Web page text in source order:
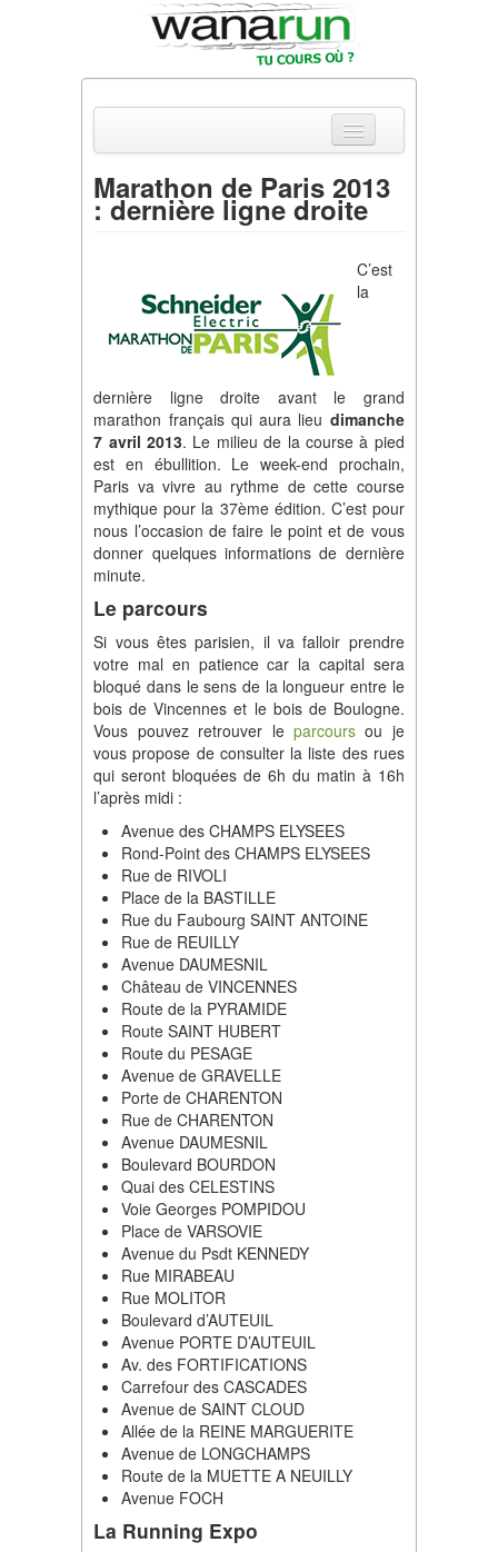
Actualités
Parcours & Courses
Outils & Réseaux
Marathon de Paris 2013
: dernière ligne droite
C’est
la
dernière ligne droite avant le grand
marathon français qui aura lieu dimanche
7 avril 2013. Le milieu de la course à pied
est en ébullition. Le week-end prochain,
Paris va vivre au rythme de cette course
mythique pour la 37ème édition. C’est pour
nous l’occasion de faire le point et de vous
donner quelques informations de dernière
minute.
Le parcours
Si vous êtes parisien, il va falloir prendre
votre mal en patience car la capital sera
bloqué dans le sens de la longueur entre le
bois de Vincennes et le bois de Boulogne.
Vous pouvez retrouver le parcoursou je
vous propose de consulter la liste des rues
qui seront bloquées de 6h du matin à 16h
l’après midi :
Avenue des CHAMPS ELYSEES
Rond-Point des CHAMPS ELYSEES
Rue de RIVOLI
Place de la BASTILLE
Rue du Faubourg SAINT ANTOINE
Rue de REUILLY
Avenue DAUMESNIL
Château de VINCENNES
Route de la PYRAMIDE
Route SAINT HUBERT
Route du PESAGE
Avenue de GRAVELLE
Porte de CHARENTON
Rue de CHARENTON
Avenue DAUMESNIL
Boulevard BOURDON
Quai des CELESTINS
Voie Georges POMPIDOU
Place de VARSOVIE
Avenue du Psdt KENNEDY
Rue MIRABEAU
Rue MOLITOR
Boulevard d’AUTEUIL
Avenue PORTE D’AUTEUIL
Av. des FORTIFICATIONS
Carrefour des CASCADES
Avenue de SAINT CLOUD
Allée de la REINE MARGUERITE
Avenue de LONGCHAMPS
Route de la MUETTE A NEUILLY
Avenue FOCH
La Running Expo